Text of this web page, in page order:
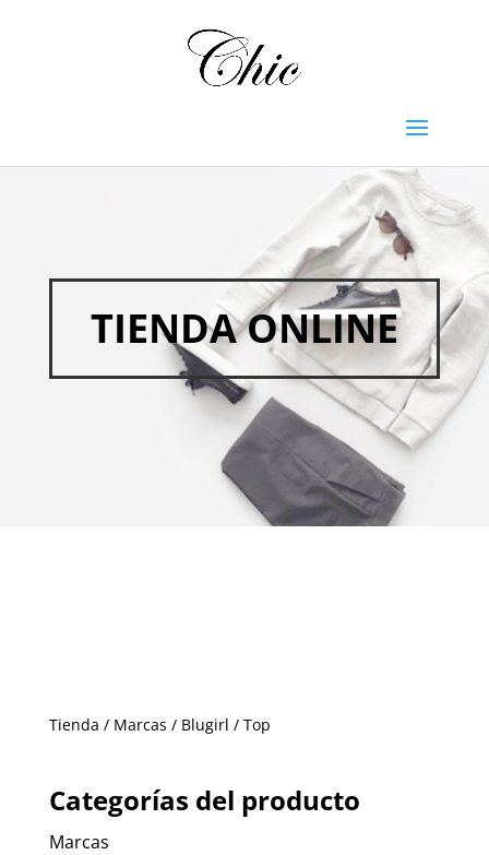
TIENDA ONLINE
Tienda / Marcas / Blugirl / Top
Categorías del producto
Marcas